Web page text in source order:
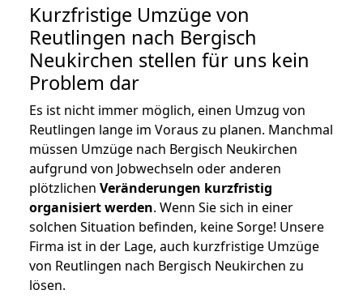
Kurzfristige Umzüge von
Reutlingen nach Bergisch
Neukirchen stellen für uns kein
Problem dar
Es ist nicht immer möglich, einen Umzug von
Reutlingen lange im Voraus zu planen. Manchmal
müssen Umzüge nach Bergisch Neukirchen
aufgrund von Jobwechseln oder anderen
plötzlichen Veränderungen kurzfristig
organisiert werden. Wenn Sie sich in einer
solchen Situation befinden, keine Sorge! Unsere
Firma ist in der Lage, auch kurzfristige Umzüge
von Reutlingen nach Bergisch Neukirchen zu
lösen.